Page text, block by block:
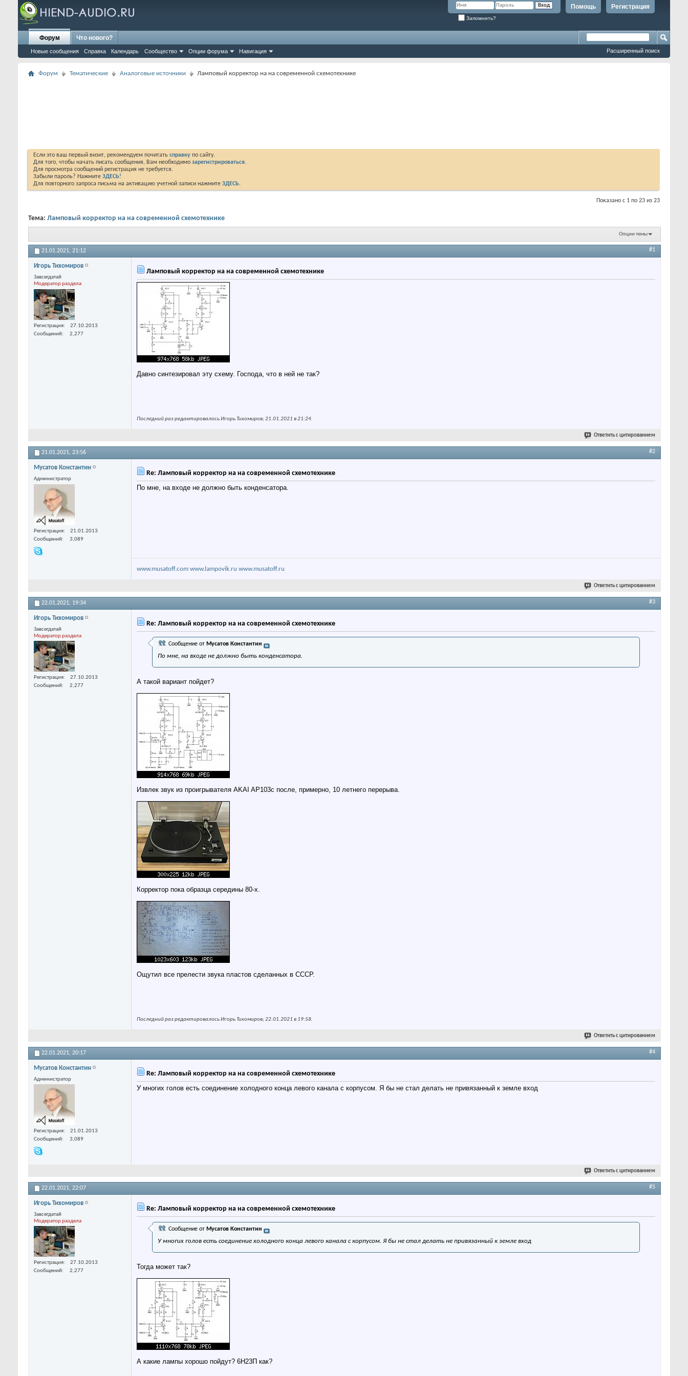
Регистрация
Помощь
Запомнить?
Форум
Новые сообщения Справка Календарь Сообщество Опции форума Навигация
Что нового?
Расширенный поиск
Форум Тематические Аналоговые источники Ламповый корректор на на современной схемотехнике
Если это ваш первый визит, рекомендуем почитать справку по сайту.
Для того, чтобы начать писать сообщения, Вам необходимо зарегистрироваться.
Для просмотра сообщений регистрация не требуется.
Забыли пароль? Нажмите ЗДЕСЬ!
Для повторного запроса письма на активацию учетной записи нажмите ЗДЕСЬ.
Показано с 1 по 23 из 23
Тема: Ламповый корректор на на современной схемотехнике
Опции темы
21.01.2021, 21:12 #1
Игорь Тихомиров
Завсегдатай
Модератор раздела
Регистрация
27.10.2013
Сообщений
2,277
Ламповый корректор на на современной схемотехнике
Давно синтезировал эту схему. Господа, что в ней не так?
Последний раз редактировалось Игорь Тихомиров; 21.01.2021 в21:24.
Ответить с цитированием
21.01.2021, 23:56 #2
Мусатов Константин
Администратор
Регистрация
21.01.2013
Сообщений
3,089
Re: Ламповый корректор на на современной схемотехнике
По мне, на входе не должно быть конденсатора.
www.musatoff.com www.lampovik.ru www.musatoff.ru
Ответить с цитированием
22.01.2021, 19:34 #3
Игорь Тихомиров
Завсегдатай
Модератор раздела
Регистрация
27.10.2013
Сообщений
2,277
Re: Ламповый корректор на на современной схемотехнике
Сообщение от Мусатов Константин
По мне, на входе не должно быть конденсатора.
А такой вариант пойдет?
Извлек звук из проигрывателя AKAI AP103c после, примерно, 10 летнего перерыва.
Корректор пока образца середины 80-х.
Ощутил все прелести звука пластов сделанных в СССР.
Последний раз редактировалось Игорь Тихомиров; 22.01.2021 в 19:58.
Ответить с цитированием
22.01.2021, 20:17 #4
Мусатов Константин
Администратор
Регистрация
21.01.2013
Сообщений
3,089
Re: Ламповый корректор на на современной схемотехнике
У многих голов есть соединение холодного конца левого канала с корпусом. Я бы не стал делать не привязанный к земле вход
Ответить с цитированием
22.01.2021, 22:07 #5
Игорь Тихомиров
Завсегдатай
Модератор раздела
Регистрация
27.10.2013
Сообщений
2,277
Re: Ламповый корректор на на современной схемотехнике
Сообщение от Мусатов Константин
У многих голов есть соединение холодного конца левого канала с корпусом. Я бы не стал делать не привязанный к земле вход
Тогда может так?
А какие лампы хорошо пойдут? 6Н23П как?